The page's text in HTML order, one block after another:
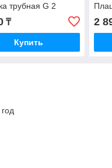
трубная G 2
₸
Купить
2